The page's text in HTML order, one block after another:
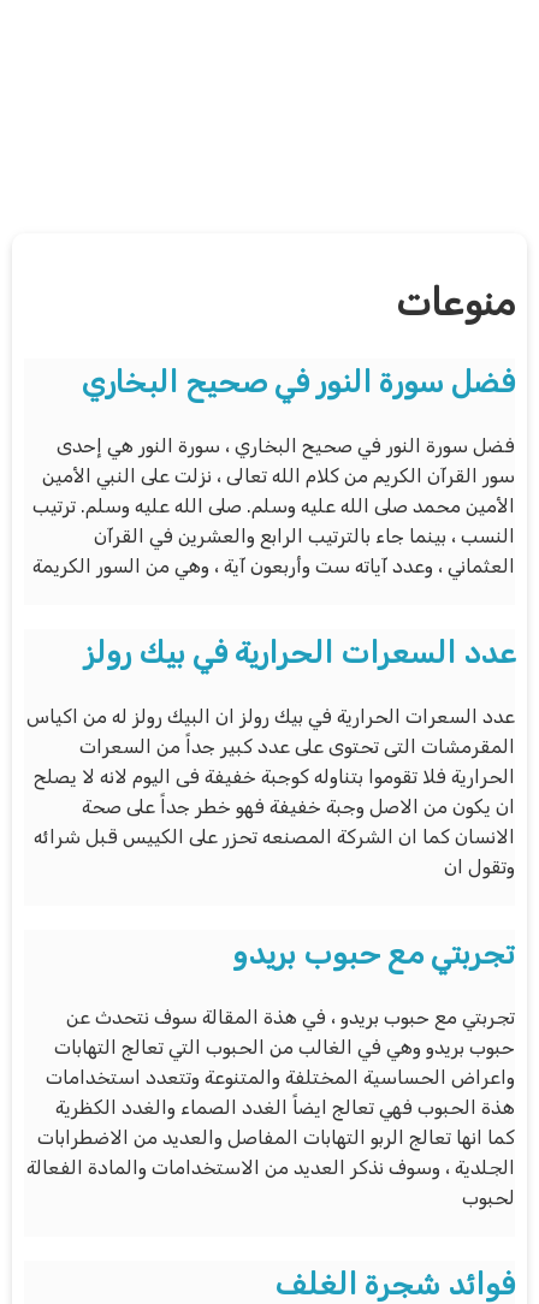
منوعات
فضل سورة النور في صحيح البخاري
فضل سورة النور في صحيح البخاري ، سورة النور هي إحدى
سور القرآن الكريم من كلام الله تعالى ، نزلت على النبي الأمين
الأمين محمد صلى الله عليه وسلم. صلى الله عليه وسلم. ترتيب
النسب ، بينما جاء بالترتيب الرابع والعشرين في القرآن
العثماني ، وعدد آياته ست وأربعون آية ، وهي من السور الكريمة
عدد السعرات الحرارية في بيك رولز
عدد السعرات الحرارية في بيك رولز ان البيك رولز له من اكياس
المقرمشات التى تحتوى على عدد كبير جداً من السعرات
الحرارية فلا تقوموا بتناوله كوجبة خفيفة فى اليوم لانه لا يصلح
ان يكون من الاصل وجبة خفيفة فهو خطر جداً على صحة
الانسان كما ان الشركة المصنعه تحزر على الكييس قبل شرائه
وتقول ان
تجربتي مع حبوب بريدو
تجربتي مع حبوب بريدو ، في هذة المقالة سوف نتحدث عن
حبوب بريدو وهي في الغالب من الحبوب التي تعالج التهابات
واعراض الحساسية المختلفة والمتنوعة وتتعدد استخدامات
هذة الحبوب فهي تعالج ايضاً الغدد الصماء والغدد الكظرية
كما انها تعالج الربو التهابات المفاصل والعديد من الاضطرابات
الجلدية ، وسوف نذكر العديد من الاستخدامات والمادة الفعالة
لحبوب
فوائد شجرة الغلف